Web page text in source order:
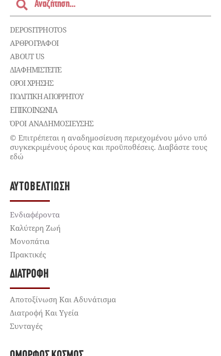
DEPOSITPHOTOS
ΑΡΘΡΟΓΡΑΦΟΙ
ABOUT US
ΔΙΑΦΗΜΙΣΤΕΊΤΕ
ΌΡΟΙ ΧΡΉΣΗΣ
ΠΟΛΙΤΙΚΉ ΑΠΟΡΡΉΤΟΥ
ΕΠΙΚΟΙΝΩΝΊΑ
ΌΡΟΙ ΑΝΑΔΗΜΟΣΙΕΥΣΗΣ
© Επιτρέπεται η αναδημοσίευση περιεχομένου μόνο υπό
συγκεκριμένους όρους και προϋποθέσεις. Διαβάστε τους
εδώ
ΑΥΤΟΒΕΛΤΊΩΣΗ
Ενδιαφέροντα
Καλύτερη Ζωή
Μονοπάτια
Πρακτικές
ΔΙΑΤΡΟΦΉ
Αποτοξίνωση Και Αδυνάτισμα
Διατροφή Και Υγεία
Συνταγές